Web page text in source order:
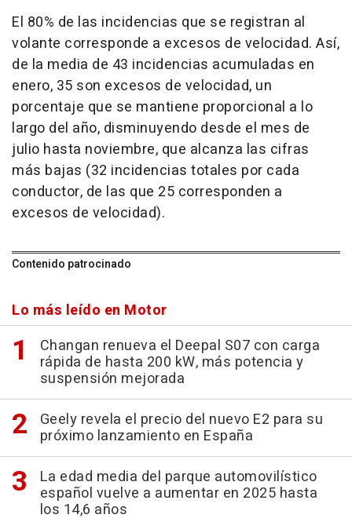
El 80% de las incidencias que se registran al
volante corresponde a excesos de velocidad. Así,
de la media de 43 incidencias acumuladas en
enero, 35 son excesos de velocidad, un
porcentaje que se mantiene proporcional a lo
largo del año, disminuyendo desde el mes de
julio hasta noviembre, que alcanza las cifras
más bajas (32 incidencias totales por cada
conductor, de las que 25 corresponden a
excesos de velocidad).
Contenido patrocinado
Lo más leído en Motor
Changan renueva el Deepal S07 con carga
rápida de hasta 200 kW, más potencia y
suspensión mejorada
Geely revela el precio del nuevo E2 para su
próximo lanzamiento en España
La edad media del parque automovilístico
español vuelve a aumentar en 2025 hasta
los 14,6 años